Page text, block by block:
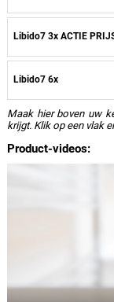
Libido7 3x ACTIE
Libido7 6x
Maak hier boven uw
krijgt. Klik op een vlak
Product-videos: